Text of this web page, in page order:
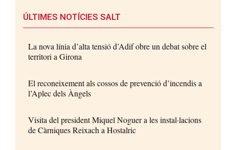
ÚLTIMES NOTÍCIES SALT
La nova línia d’alta tensió d’Adif obre un debat sobre el
territori a Girona
El reconeixement als cossos de prevenció d’incendis a
l’Aplec dels Àngels
Visita del president Miquel Noguer a les instal·lacions
de Càrniques Reixach a Hostalric